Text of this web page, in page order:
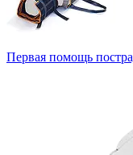
Первая помощь